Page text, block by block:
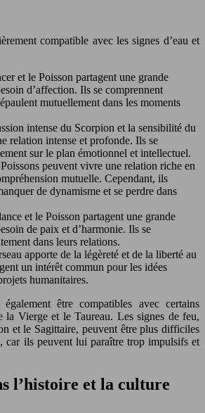
compatible avec les signes d’eau et
et le Poisson partagent une grande
d’affection. Ils se comprennent
mutuellement dans les moments
intense du Scorpion et la sensibilité du
relation intense et profonde. Ils se
sur le plan émotionnel et intellectuel.
peuvent vivre une relation riche en
mutuelle. Cependant, ils
de dynamisme et se perdre dans
et le Poisson partagent une grande
de paix et d’harmonie. Ils se
dans leurs relations.
apporte de la légèreté et de la liberté au
un intérêt commun pour les idées
humanitaires.
être compatibles avec certains
la Vierge et le Taureau. Les signes de feu,
et le Sagittaire, peuvent être plus difficiles
car ils peuvent lui paraître trop impulsifs et
l’histoire et la culture